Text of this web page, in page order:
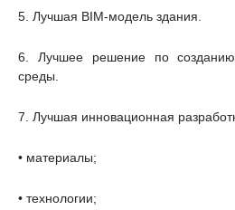
5. Лучшая BIM-модель здания.
6. Лучшее решение по созданию
среды.
7. Лучшая инновационная
• материалы;
• технологии;